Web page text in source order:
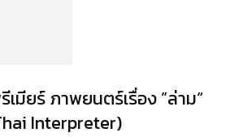
เมียร์ ภาพยนตร์เรื่อง ”ล่าม“
Interpreter)